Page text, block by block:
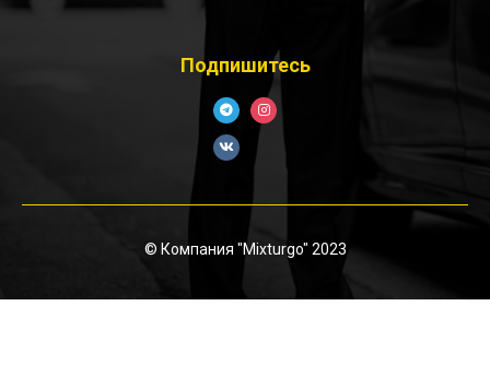
Подпишитесь
© Компания "Mixturgo" 2023